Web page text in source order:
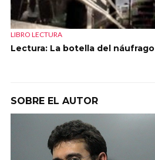
LIBRO LECTURA
Lectura: La botella del náufrago
SOBRE EL AUTOR